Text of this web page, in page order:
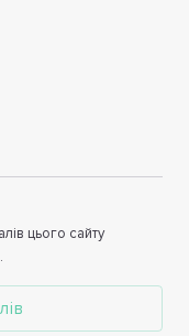
цього сайту